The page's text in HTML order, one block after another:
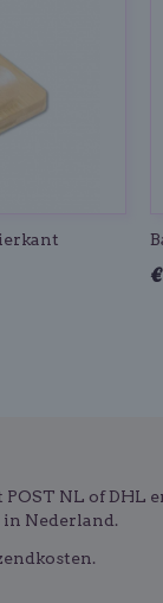
NL of DHL
in Nederland.